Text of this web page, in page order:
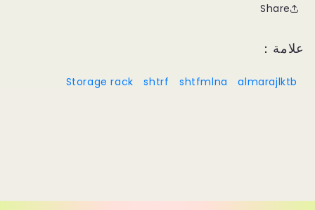
Share
علامة：
almarajlktb
shtfmlna
shtrf
Storage rack